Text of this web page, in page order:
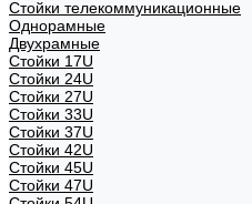
Стойки телекоммуникационные
Однорамные
Двухрамные
Стойки 17U
Стойки 24U
Стойки 27U
Стойки 33U
Стойки 37U
Стойки 42U
Стойки 45U
Стойки 47U